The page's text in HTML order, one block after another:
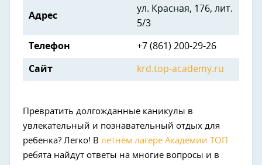
Адрес
ул. Красная, 176, лит.
5/3
Телефон +7 (861) 200-29-26
Сайт krd.top-academy.ru
Превратить долгожданные каникулы в
увлекательный и познавательный отдых для
ребенка? Легко! В летнем лагере Академии ТОП
ребята найдут ответы на многие вопросы и в